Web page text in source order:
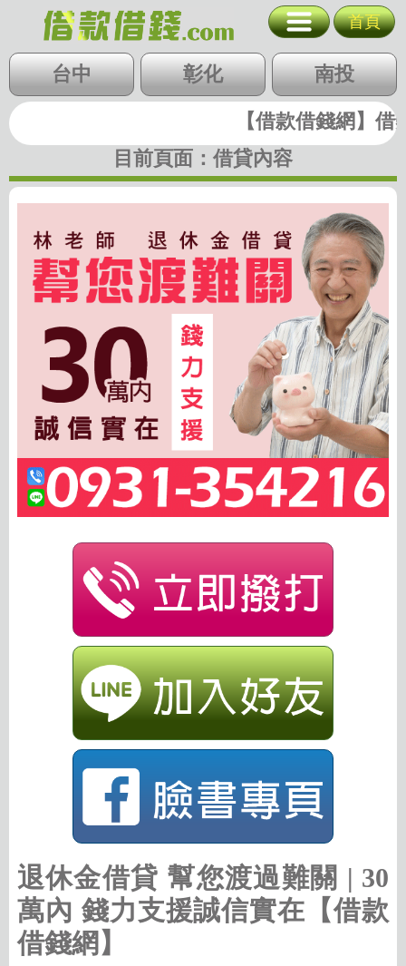
退休金借貸
首頁
台中 彰化 南投
北北基 桃竹苗 中彰投
快速借錢
目前頁面： 借貸內容
【借款借錢網】借
退休金借貸 幫您渡過難關 | 30
萬內 錢力支援誠信實在【借款
借錢網】
台北 新北
基隆
苗栗
彰化
雲林
嘉義
台南
高雄
屏東
支票貼現
代墊款
房地二胎 歷史圖稿
回首頁 回上一頁 廣告刊登
隱私權政策 關閉選單